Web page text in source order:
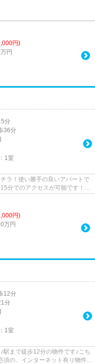
円)
円
分
36分
1室
ラ！使い勝手の良いアパートで
分でのアクセスが可能です！新
円)
万円
12分
分
1室
駅まで徒歩12分の物件です♪こち
須の、インターネット有り物件で